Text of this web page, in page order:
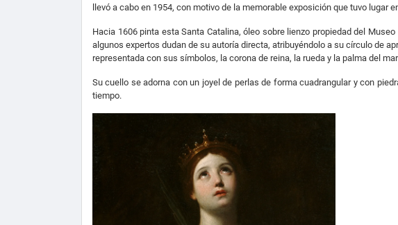
llevó a cabo en 1954, con motivo de la memorable exposición que tuvo lugar
Hacia 1606 pinta esta Santa Catalina, óleo sobre lienzo propiedad del
algunos expertos dudan de su autoría directa, atribuyéndolo a su círculo de
representada con sus símbolos, la corona de reina, la rueda y la palma del
Su cuello se adorna con un joyel de perlas de forma cuadrangular y con
tiempo.